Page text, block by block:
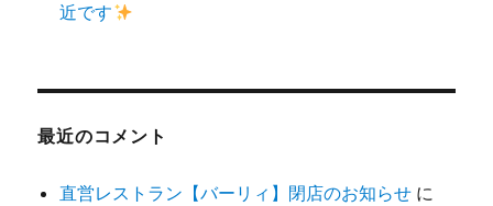
近です
最近のコメント
直営レストラン【バーリィ】閉店のお知らせ に